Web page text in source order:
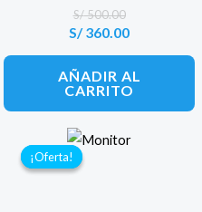
S/500.00
El
precio
original
era:
S/ 500.00.
S/360.00
El
precio
actual
es:
S/ 360.00.
AÑADIR AL
CARRITO
¡Oferta!
¡Oferta!